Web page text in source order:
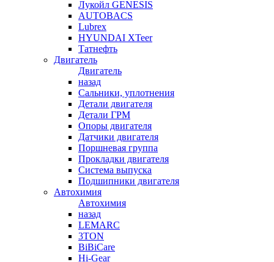
Лукойл GENESIS
AUTOBACS
Lubrex
HYUNDAI XTeer
Татнефть
Двигатель
Двигатель
назад
Сальники, уплотнения
Детали двигателя
Детали ГРМ
Опоры двигателя
Датчики двигателя
Поршневая группа
Прокладки двигателя
Система выпуска
Подшипники двигателя
Автохимия
Автохимия
назад
LEMARC
3TON
BiBiCare
Hi-Gear